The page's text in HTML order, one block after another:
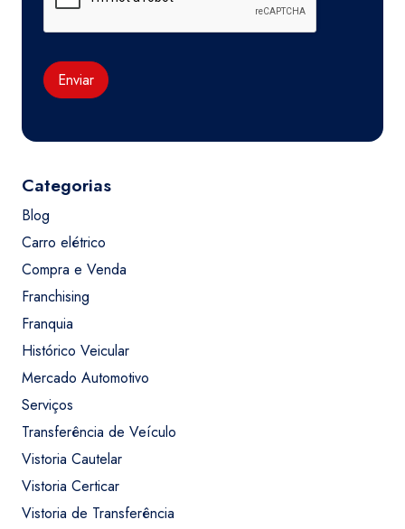
Enviar
Categorias
Blog
Carro elétrico
Compra e Venda
Franchising
Franquia
Histórico Veicular
Mercado Automotivo
Serviços
Transferência de Veículo
Vistoria Cautelar
Vistoria Certicar
Vistoria de Transferência